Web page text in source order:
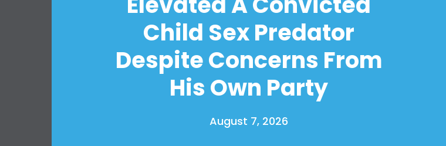
Child Sex Predator
Despite Concerns From
His Own Party
August 7, 2026